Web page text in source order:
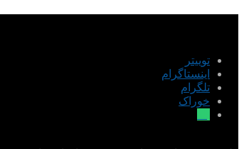
توییتر
اینستاگرام
تلگرام
خوراک